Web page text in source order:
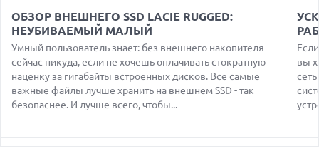
ДАННЫХ МИЛЛИОНОВ ПОЛЬЗОВАТЕЛЕЙ
07.08.2026
ПОВТОРИТ УСПЕХ ЛЕГЕНДАРНЫХ МОДЕЛЕЙ КОМПАНИИ
07.08.2026
OPENAI УБРАЛА ОГРАНИЧЕНИЯ НА ТЕКСТОВЫЕ ЧАТЫ ДЛЯ
ВСЕХ ПОЛЬЗОВАТЕЛЕЙ CHATGPT
ОБЗОР ВНЕШНЕГО SSD LACIE RUGGED:
НЕУБИВАЕМЫЙ МАЛЫЙ
Умный пользователь знает: без внешнего накопителя
сейчас никуда, если не хочешь оплачивать стократную
наценку за гигабайты встроенных дисков. Все самые
важные файлы лучше хранить на внешнем SSD - так
безопаснее. И лучше всего, чтобы...
вы